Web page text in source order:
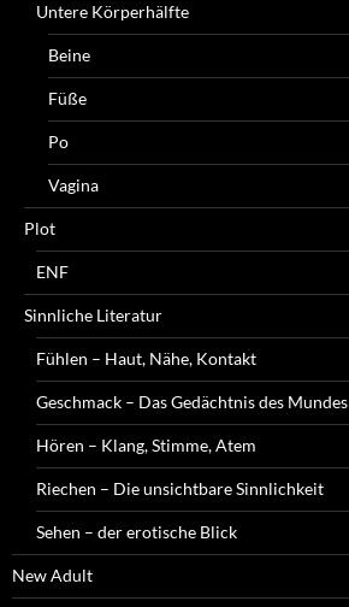
Untere Körperhälfte
Beine
Füße
Po
Vagina
Plot
ENF
Sinnliche Literatur
Fühlen – Haut, Nähe, Kontakt
Geschmack – Das Gedächtnis des Mundes
Hören – Klang, Stimme, Atem
Riechen – Die unsichtbare Sinnlichkeit
Sehen – der erotische Blick
New Adult